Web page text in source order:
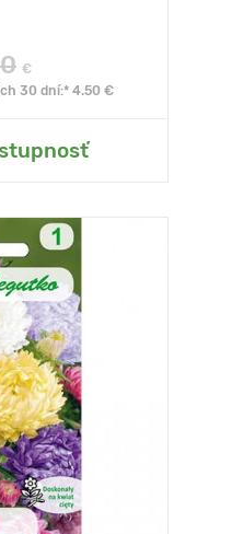
€
30 dní:* 4.50 €